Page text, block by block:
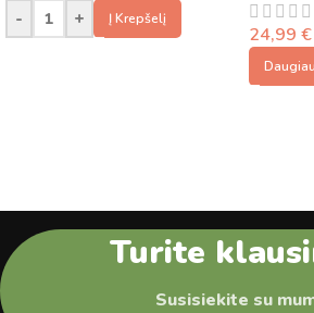
-
+ Į Krepšelį
24,99 €
Daugiau
Turite
Susisiekite su